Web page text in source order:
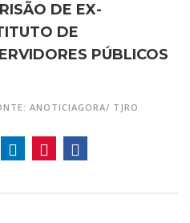
DE EX-
DE
PÚBLICOS
ANOTICIAGORA/ TJRO